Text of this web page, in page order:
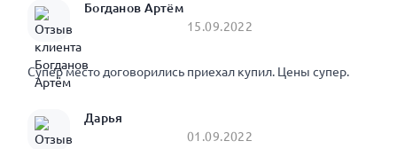
Богданов Артём
15.09.2022
Супер место договорились приехал купил. Цены супер.
Дарья
01.09.2022